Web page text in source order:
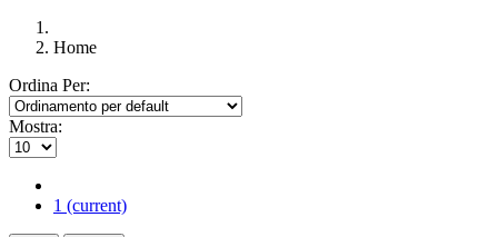
Home
Ordina Per:
Mostra:
1 (current)